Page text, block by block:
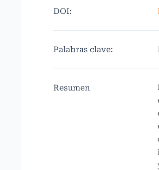
DOI:
Palabras clave:
Resumen